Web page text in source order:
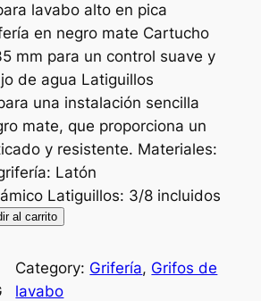
lavabo alto en pica
en negro mate Cartucho
mm para un control suave y
de agua Latiguillos
una instalación sencilla
mate, que proporciona un
y resistente. Materiales:
Latón
Latiguillos: 3/8 incluidos
al carrito
Category: Grifería, Grifos de
lavabo